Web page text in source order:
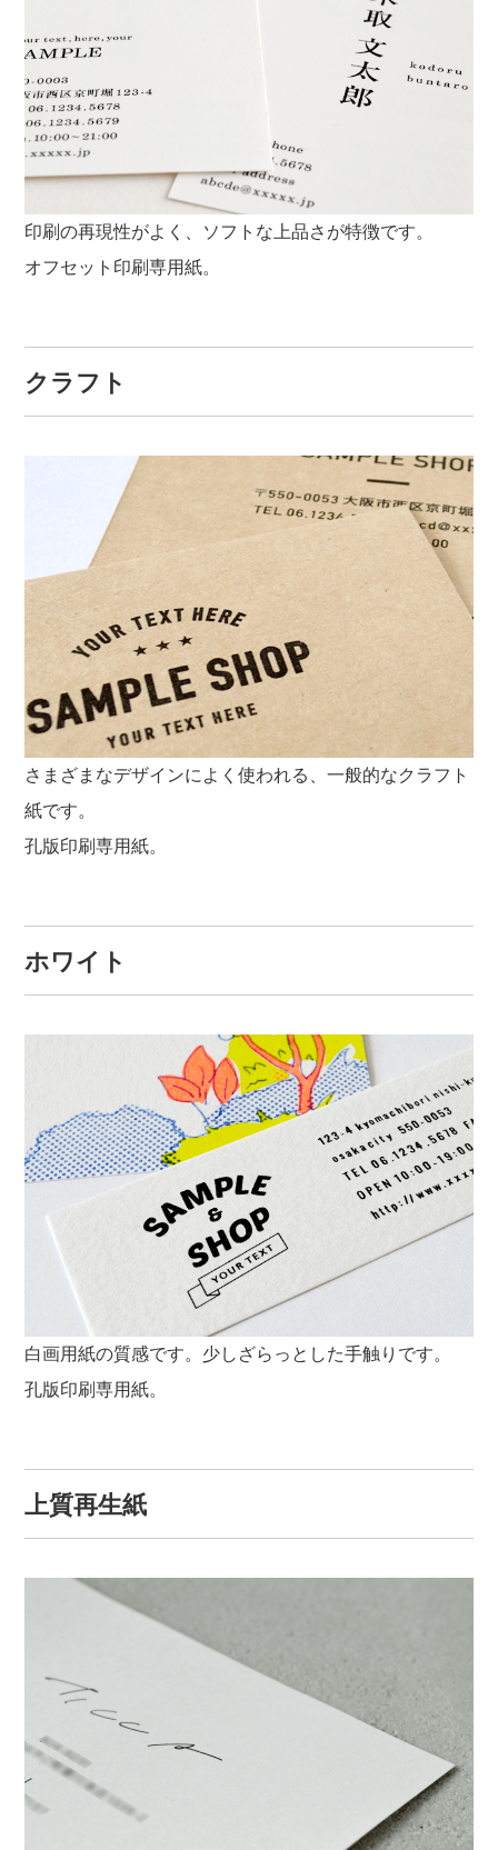
印刷の再現性がよく、ソフトな上品さが特徴です。
オフセット印刷専用紙。
クラフト
さまざまなデザインによく使われる、一般的なクラフト
紙です。
孔版印刷専用紙。
ホワイト
白画用紙の質感です。少しざらっとした手触りです。
孔版印刷専用紙。
上質再生紙